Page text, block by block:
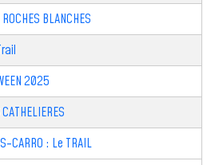
BLANCHES
2025
CARRO : Le TRAIL